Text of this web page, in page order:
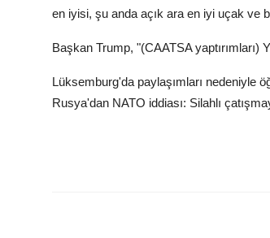
en iyisi, şu anda açık ara en iyi uçak ve
Başkan Trump, "(CAATSA yaptırımları)
Lüksemburg'da paylaşımları nedeniyle
Rusya'dan NATO iddiası: Silahlı